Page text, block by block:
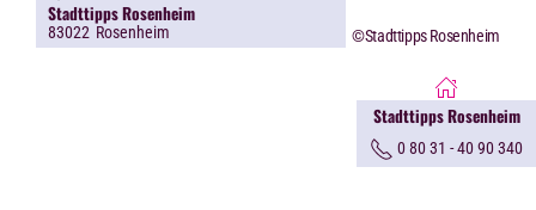
Stadttipps Rosenheim
83022 Rosenheim ©Stadttipps Rosenheim
Stadttipps Rosenheim
0 80 31 - 40 90 340